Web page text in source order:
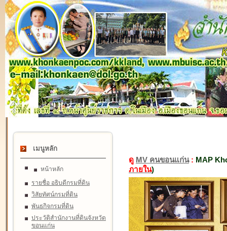
เมนูหลัก
หน้าหลัก
รายชื่อ อธิบดีกรมที่ดิน
วิสัยทัศน์กรมที่ดิน
พันธกิจกรมที่ดิน
ประวัติสำนักงานที่ดินจังหวัด
ขอนแก่น
ดู MV คนขอนแก่น: MAP
ภายใน)